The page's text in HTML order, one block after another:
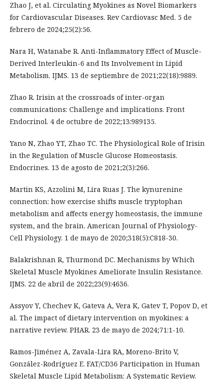
Zhao J, et al. Circulating Myokines as Novel Biomarkers
for Cardiovascular Diseases. Rev Cardiovasc Med. 5 de
febrero de 2024;25(2):56.
Nara H, Watanabe R. Anti-Inflammatory Effect of Muscle-
Derived Interleukin-6 and Its Involvement in Lipid
Metabolism. IJMS. 13 de septiembre de 2021;22(18):9889.
Zhao R. Irisin at the crossroads of inter-organ
communications: Challenge and implications. Front
Endocrinol. 4 de octubre de 2022;13:989135.
Yano N, Zhao YT, Zhao TC. The Physiological Role of Irisin
in the Regulation of Muscle Glucose Homeostasis.
Endocrines. 13 de agosto de 2021;2(3):266.
Martin KS, Azzolini M, Lira Ruas J. The kynurenine
connection: how exercise shifts muscle tryptophan
metabolism and affects energy homeostasis, the immune
system, and the brain. American Journal of Physiology-
Cell Physiology. 1 de mayo de 2020;318(5):C818-30.
Balakrishnan R, Thurmond DC. Mechanisms by Which
Skeletal Muscle Myokines Ameliorate Insulin Resistance.
IJMS. 22 de abril de 2022;23(9):4636.
Assyov Y, Chechev K, Gateva A, Vera K, Gatev T, Popov D, et
al. The impact of dietary intervention on myokines: a
narrative review. PHAR. 23 de mayo de 2024;71:1-10.
Ramos-Jiménez A, Zavala-Lira RA, Moreno-Brito V,
González-Rodríguez E. FAT/CD36 Participation in Human
Skeletal Muscle Lipid Metabolism: A Systematic Review.